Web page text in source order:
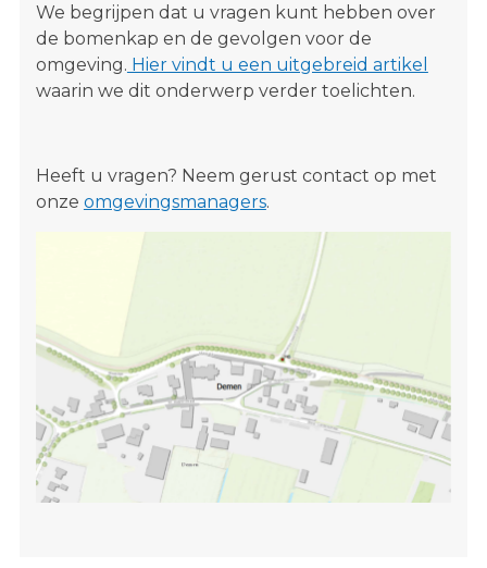
We begrijpen dat u vragen kunt hebben over
de bomenkap en de gevolgen voor de
omgeving. Hier vindt u een uitgebreid artikel
waarin we dit onderwerp verder toelichten.
Heeft u vragen? Neem gerust contact op met
onze omgevingsmanagers.